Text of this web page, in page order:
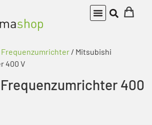
Frequenzumrichter / Mitsubishi
400 V
400